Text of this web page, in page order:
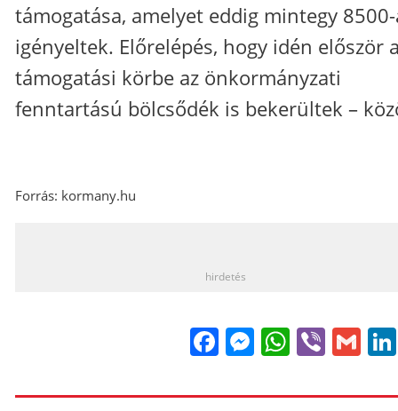
támogatása, amelyet eddig mintegy
igényeltek. Előrelépés, hogy idén először
támogatási körbe az önkormányzati
fenntartású bölcsődék is bekerültek –
Forrás: kormany.hu
hirdetés
FacebookViber